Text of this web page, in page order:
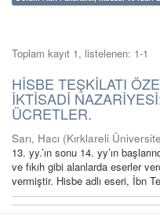
Toplam kayıt 1, listelenen: 1-1
HİSBE TEŞKİLATI
İKTİSADİ
ÜCRETLER.
Sarı, Hacı (Kırklareli
13. yy.’ın sonu 14. yy’ın
ve fıkıh gibi alanlarda eserler
vermiştir. Hisbe adlı eseri, İbn